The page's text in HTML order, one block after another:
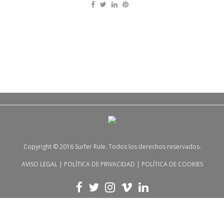
Copyright © 2016 Surfer Rule. Todos los derechos reservados.
AVISO LEGAL| POLÍTICA DE PRIVACIDAD | POLÍTICA DE COOKIES